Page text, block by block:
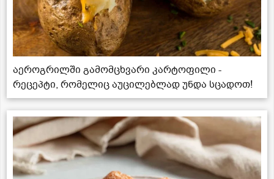
აეროგრილში გამომცხვარი კარტოფილი -
რეცეპტი, რომელიც აუცილებლად უნდა სცადოთ!